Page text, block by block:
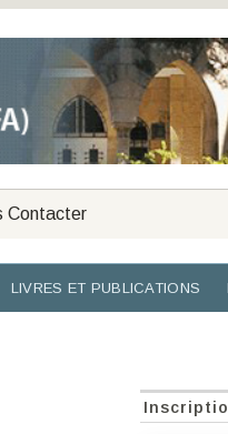
Contacter
LIVRES ET PUBLICATIONS